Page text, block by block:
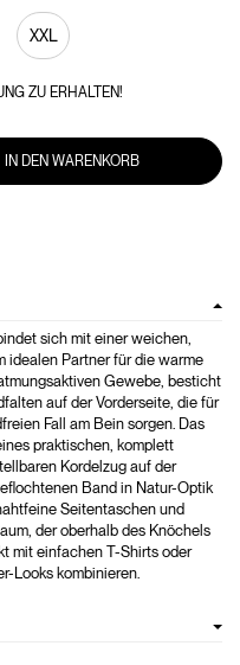
XXL
ZU ERHALTEN!
IN DEN WARENKORB
sich mit einer weichen,
idealen Partner für die warme
Gewebe, besticht
auf der Vorderseite, die für
Fall am Bein sorgen. Das
praktischen, komplett
Kordelzug auf der
Band in Natur-Optik
Seitentaschen und
der oberhalb des Knöchels
mit einfachen T-Shirts oder
Looks kombinieren.